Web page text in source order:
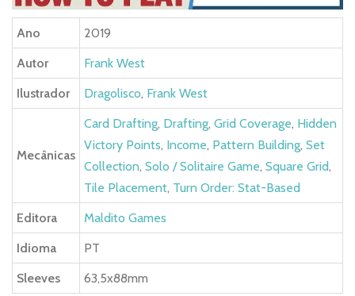
Ano
2019
Autor
Frank West
Ilustrador
Dragolisco, Frank West
Mecânicas
Card Drafting, Drafting, Grid Coverage, Hidden
Victory Points, Income, Pattern Building, Set
Collection, Solo / Solitaire Game, Square Grid,
Tile Placement, Turn Order: Stat-Based
Editora
Maldito Games
Idioma
PT
Sleeves
63,5x88mm